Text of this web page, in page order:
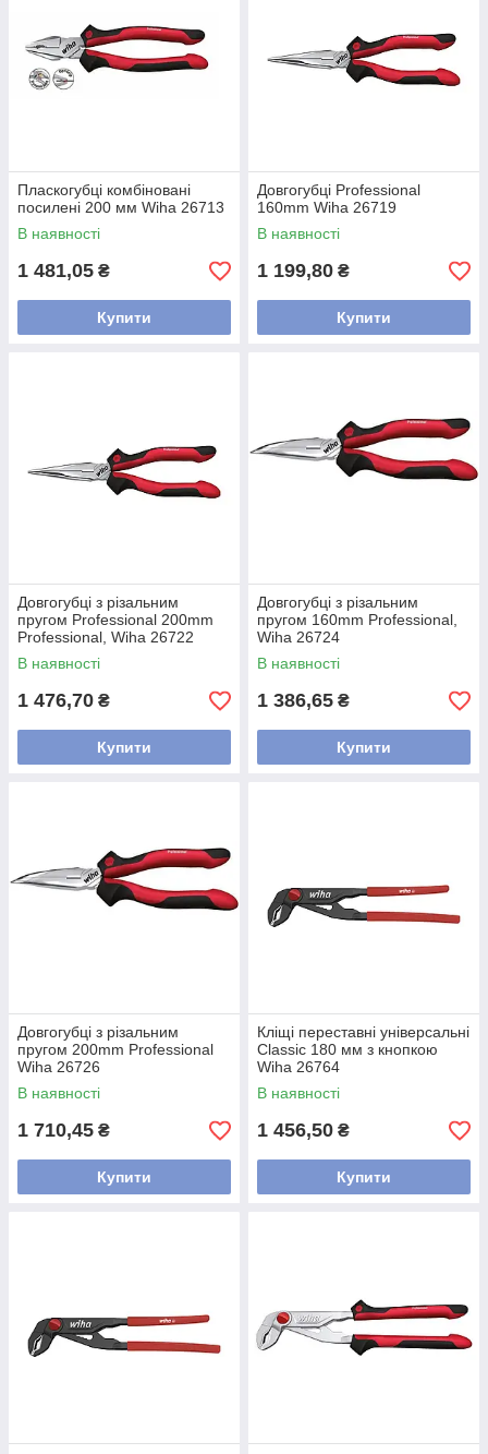
Пласкогубці комбіновані
посилені 200 мм Wiha 26713
В наявності
1 481,05 ₴
Купити
Довгогубці Professional
160mm Wiha 26719
В наявності
1 199,80 ₴
Купити
Довгогубці з різальним
пругом Professional 200mm
Professional, Wiha 26722
В наявності
1 476,70 ₴
Купити
Довгогубці з різальним
пругом 160mm Professional,
Wiha 26724
В наявності
1 386,65 ₴
Купити
Довгогубці з різальним
пругом 200mm Professional
Wiha 26726
В наявності
1 710,45 ₴
Купити
Кліщі переставні універсальні
Classic 180 мм з кнопкою
Wiha 26764
В наявності
1 456,50 ₴
Купити